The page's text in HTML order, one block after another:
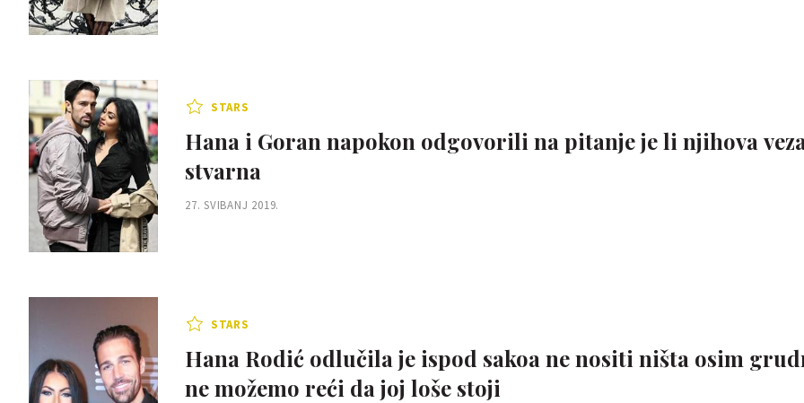
STARS
Hana i Goran napokon odgovorili na pitanje je li njihova
stvarna
27. SVIBANJ 2019.
STARS
Hana Rodić odlučila je ispod sakoa ne nositi ništa osim
ne možemo reći da joj loše stoji